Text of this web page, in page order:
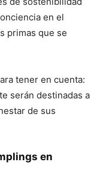
en el
primas que se
tener en cuenta:
serán destinadas a
de sus
en